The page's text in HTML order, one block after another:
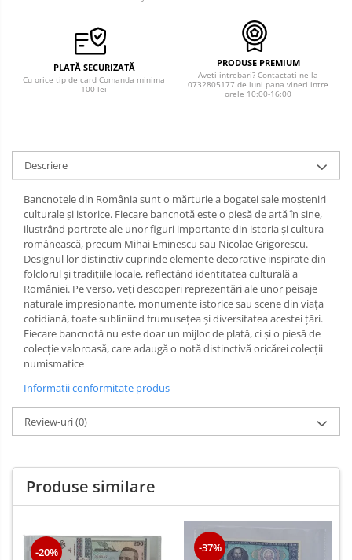
PLATĂ SECURIZATĂ
Cu orice tip de card Comanda minima
100 lei
PRODUSE PREMIUM
Aveti intrebari? Contactati-ne la
0732805177 de luni pana vineri intre
orele 10:00-16:00
Descriere
Bancnotele din România sunt o mărturie a bogatei sale moșteniri
culturale și istorice. Fiecare bancnotă este o piesă de artă în sine,
ilustrând portrete ale unor figuri importante din istoria și cultura
românească, precum Mihai Eminescu sau Nicolae Grigorescu.
Designul lor distinctiv cuprinde elemente decorative inspirate din
folclorul și tradițiile locale, reflectând identitatea culturală a
României. Pe verso, veți descoperi reprezentări ale unor peisaje
naturale impresionante, monumente istorice sau scene din viața
cotidiană, toate subliniind frumusețea și diversitatea acestei țări.
Fiecare bancnotă nu este doar un mijloc de plată, ci și o piesă de
colecție valoroasă, care adaugă o notă distinctivă oricărei colecții
numismatice
Informatii conformitate produs
Review-uri(0)
Produse similare
-20% -37%